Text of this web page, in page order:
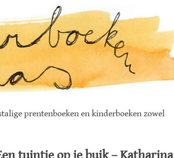
prentenboeken en kinderboeken zowel
tuintje op je buik – Katharina